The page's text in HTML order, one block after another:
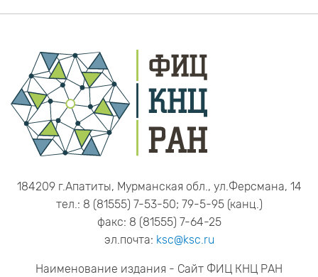
184209 г.Апатиты, Мурманская обл., ул.Ферсмана, 14
тел.: 8 (81555) 7-53-50; 79-5-95 (канц.)
факс: 8 (81555) 7-64-25
эл.почта: ksc@ksc.ru
Наименование издания - Сайт ФИЦ КНЦ РАН